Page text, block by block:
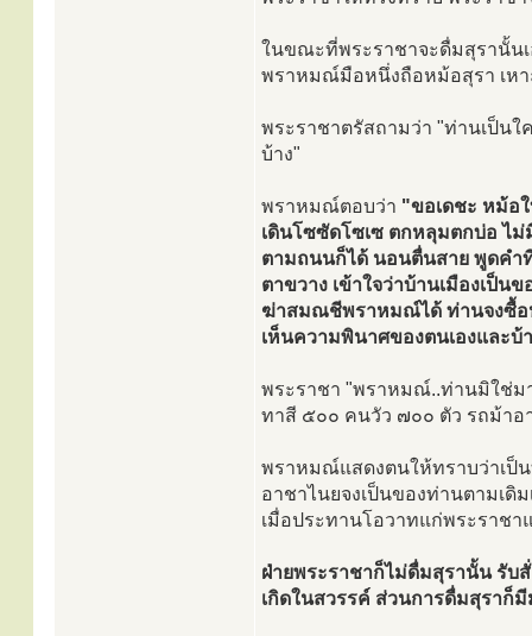
ในขณะที่พระราชาจะดื่มสุรานั้นเ
พราหมณ์มือหนึ่งถือหม้อสุรา เห
พระราชาตรัสถามว่า "ท่านเป็น
บ้าง"
พราหมณ์ตอบว่า "ขอเดชะ หม้อ
เดินโซซัดโซเซ ตกหลุมตกบ่อ ไม่
ตามถนนก็ได้ นอนตื่นสาย พูดคำ
ตาขวาง เข้าใจว่าบ้านเมืองเป็น
ฆ่าสมณชีพราหมณ์ได้ ท่านจงซื้อห
เห็นความพินาศของตนเองและบ้
พระราชา "พราหมณ์..ท่านมิใช่ม
ทาสี ๕๐๐ คนวัว ๗๐๐ ตัว รถม้าอ
พราหมณ์แสดงตนให้ทราบว่าเป็
อาชาไนยจงเป็นของท่านตามเดิ
เมื่อประทานโอวาทแก่พระราช
ฝ่ายพระราชาก็ไม่ดื่มสุรานั้น รับ
เกิดในสวรรค์ ส่วนการดื่มสุราก็